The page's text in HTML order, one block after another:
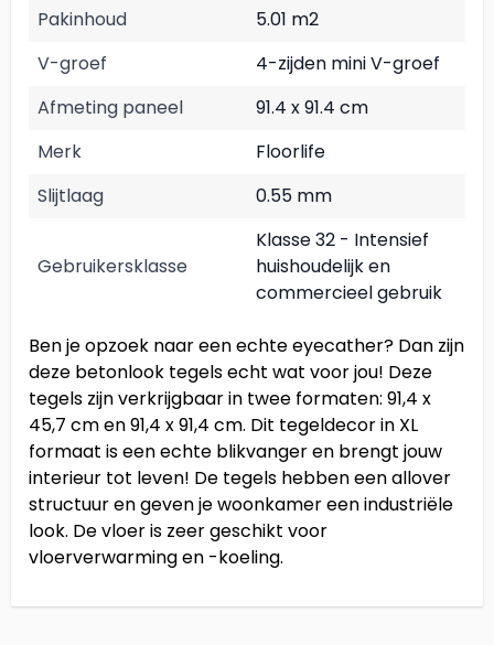
Pakinhoud
5.01 m2
V-groef
4-zijden mini V-groef
Afmeting paneel
91.4 x 91.4 cm
Merk
Floorlife
Slijtlaag
0.55 mm
Gebruikersklasse
Klasse 32 - Intensief
huishoudelijk en
commercieel gebruik
Ben je opzoek naar een echte eyecather? Dan zijn
deze betonlook tegels echt wat voor jou! Deze
tegels zijn verkrijgbaar in twee formaten: 91,4 x
45,7 cm en 91,4 x 91,4 cm. Dit tegeldecor in XL
formaat is een echte blikvanger en brengt jouw
interieur tot leven! De tegels hebben een allover
structuur en geven je woonkamer een industriële
look. De vloer is zeer geschikt voor
vloerverwarming en -koeling.